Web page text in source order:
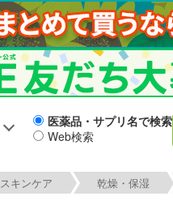
医薬品・サプリ名で検索
Web検索
スキンケア 乾燥・保湿